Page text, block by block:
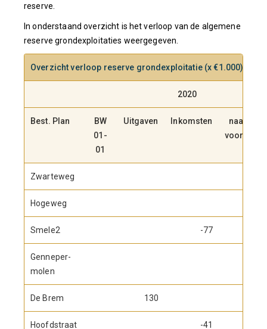
reserve.
In onderstaand overzicht is het verloop van de algemene
reserve grondexploitaties weergegeven.
Overzicht verloop reserve grondexploitatie (x €1.000)
2020
Best. Plan
BW
01-
01
Uitgaven Inkomsten
naar
voorz.
Zwarteweg
Hogeweg
Smele2 -77
Genneper-
molen
De Brem 130
Hoofdstraat -41